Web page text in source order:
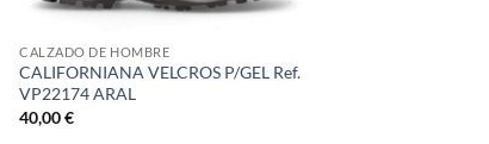
CALZADO DE HOMBRE
CALIFORNIANA VELCROS P/GEL Ref.
VP22174 ARAL
40,00€